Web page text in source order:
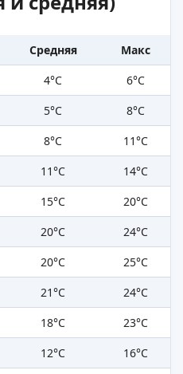
Средняя
Макс
4°C
6°C
5°C
8°C
8°C
11°C
11°C
14°C
15°C
20°C
20°C
24°C
20°C
25°C
21°C
24°C
18°C
23°C
12°C
16°C